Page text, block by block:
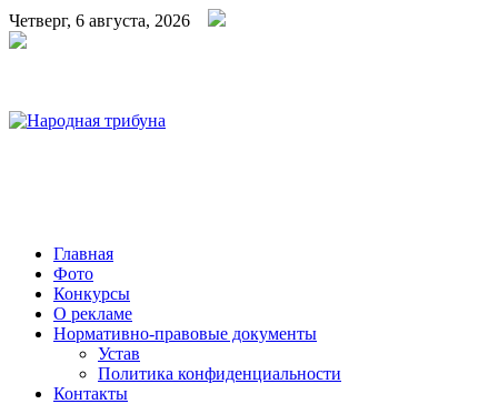
Четверг, 6 августа, 2026
Главная
Фото
Конкурсы
О рекламе
Нормативно-правовые документы
Устав
Политика конфиденциальности
Контакты